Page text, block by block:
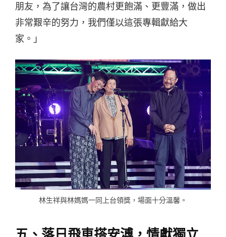
朋友，為了讓台灣的農村更飽滿、更豐滿，做出
非常艱辛的努力，我們僅以這張專輯獻給大
家。」
林生祥與林媽媽一同上台領獎，場面十分溫馨。